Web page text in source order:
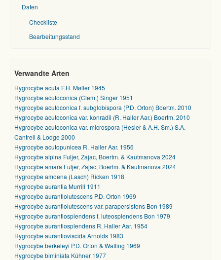
Daten
Checkliste
Bearbeitungsstand
Verwandte Arten
Hygrocybe acuta F.H. Møller 1945
Hygrocybe acutoconica (Clem.) Singer 1951
Hygrocybe acutoconica f. subglobispora (P.D. Orton) Boertm. 2010
Hygrocybe acutoconica var. konradii (R. Haller Aar.) Boertm. 2010
Hygrocybe acutoconica var. microspora (Hesler & A.H. Sm.) S.A.
Cantrell & Lodge 2000
Hygrocybe acutopunicea R. Haller Aar. 1956
Hygrocybe alpina Fuljer, Zajac, Boertm. & Kautmanova 2024
Hygrocybe amara Fuljer, Zajac, Boertm. & Kautmanova 2024
Hygrocybe amoena (Lasch) Ricken 1918
Hygrocybe aurantia Murrill 1911
Hygrocybe aurantiolutescens P.D. Orton 1969
Hygrocybe aurantiolutescens var. parapersistens Bon 1989
Hygrocybe aurantiosplendens f. luteosplendens Bon 1979
Hygrocybe aurantiosplendens R. Haller Aar. 1954
Hygrocybe aurantioviscida Arnolds 1983
Hygrocybe berkeleyi P.D. Orton & Watling 1969
Hygrocybe biminiata Kühner 1977